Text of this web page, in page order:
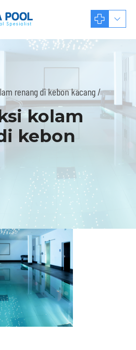
renang di kebon kacang /
kolam
kebon